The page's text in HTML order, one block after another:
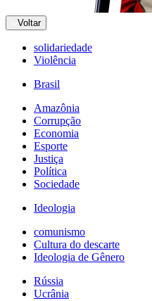
Voltar
solidariedade
Violência
Brasil
Amazônia
Corrupção
Economia
Esporte
Justiça
Política
Sociedade
Ideologia
comunismo
Cultura do descarte
Ideologia de Gênero
Rússia
Ucrânia